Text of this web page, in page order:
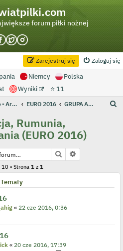
forum piłki nożnej
Zaloguj się
Zarejestruj się
Niemcy
Polska
Wyniki ⭐ 11
Euro - Archiwum EURO 2016 GRUPA A: Francja, Rumunia, Szwajcaria, Albania (EURO 2016)
Rumunia,
(EURO 2016)
Szukaj
• Strona 1z 1
Tematy
« 22 cze 2016, 0:36
« 20 cze 2016, 17:39